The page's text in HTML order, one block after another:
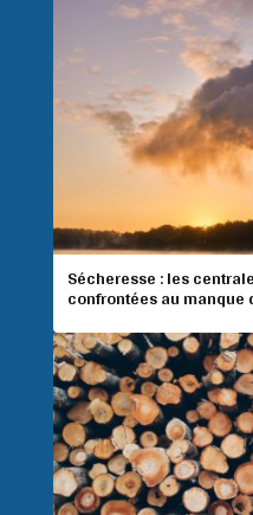
Sécheresse : les
confrontées au manque